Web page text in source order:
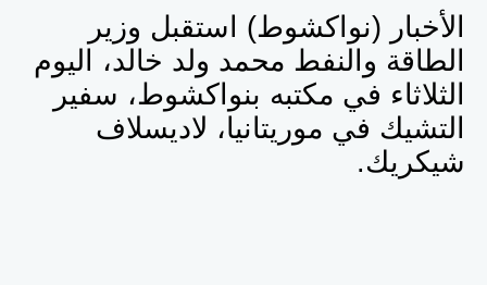
الأخبار (نواكشوط) استقبل وزير
الطاقة والنفط محمد ولد خالد، اليوم
الثلاثاء في مكتبه بنواكشوط، سفير
التشيك في موريتانيا، لاديسلاف
شيكريك.